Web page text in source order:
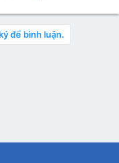
để bình luận.